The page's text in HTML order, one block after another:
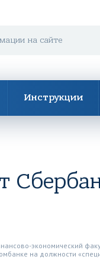
Инструкции
экономический
на должности